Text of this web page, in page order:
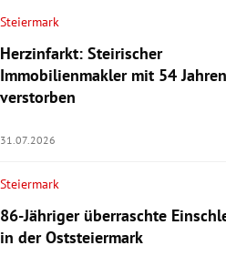
Steiermark
Herzinfarkt: Steirischer
Immobilienmakler mit 54 Jahren
verstorben
31.07.2026
Steiermark
86-Jähriger überraschte
in der Oststeiermark